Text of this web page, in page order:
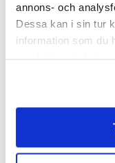
annons- och
Dessa kan i sin tur
information som du
Halsremsmärke
Nummerbrickor för
Vikt: 12 g/st.
PRODUKTANSVARIG